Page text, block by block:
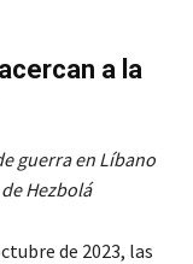
a la
guerra en Líbano
Hezbolá
de 2023, las